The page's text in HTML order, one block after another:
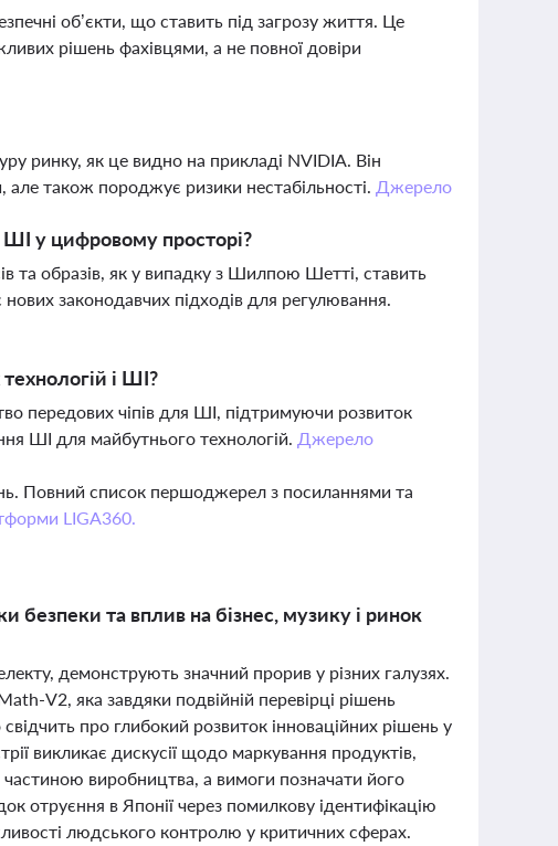
об’єкти, що ставить під загрозу життя. Це
рішень фахівцями, а не повної довіри
ринку, як це видно на прикладі NVIDIA. Він
але також породжує ризики нестабільності. Джерело
у цифровому просторі?
та образів, як у випадку з Шилпою Шетті, ставить
законодавчих підходів для регулювання.
і ШІ?
передових чіпів для ШІ, підтримуючи розвиток
ШІ для майбутнього технологій. Джерело
Повний список першоджерел з посиланнями та
LIGA360.
безпеки та вплив на бізнес, музику і ринок
демонструють значний прорив у різних галузях.
V2, яка завдяки подвійній перевірці рішень
про глибокий розвиток інноваційних рішень у
викликає дискусії щодо маркування продуктів,
виробництва, а вимоги позначати його
отруєння в Японії через помилкову ідентифікацію
людського контролю у критичних сферах.